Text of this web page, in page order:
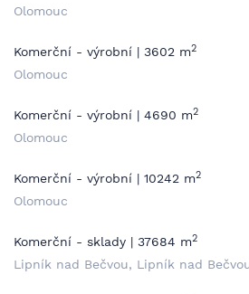
Olomouc
Komerční - výrobní | 3602 m2
Olomouc
Komerční - výrobní | 4690 m2
Olomouc
Komerční - výrobní | 10242 m2
Olomouc
Komerční - sklady | 37684 m2
Lipník nad Bečvou, Lipník nad